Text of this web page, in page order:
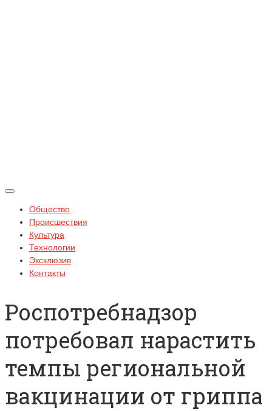
Общество
Происшествия
Культура
Технологии
Эксклюзив
Контакты
Роспотребнадзор
потребовал нарастить
темпы региональной
вакцинации от гриппа